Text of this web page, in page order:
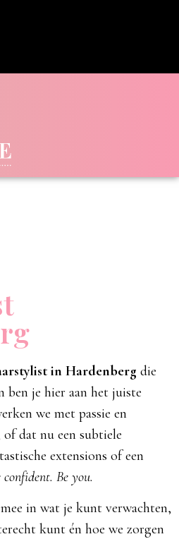
in Hardenberg die
je hier aan het juiste
we met passie en
of dat nu een subtiele
extensions of een
confident. Be you.
in wat je kunt verwachten,
kunt én hoe we zorgen